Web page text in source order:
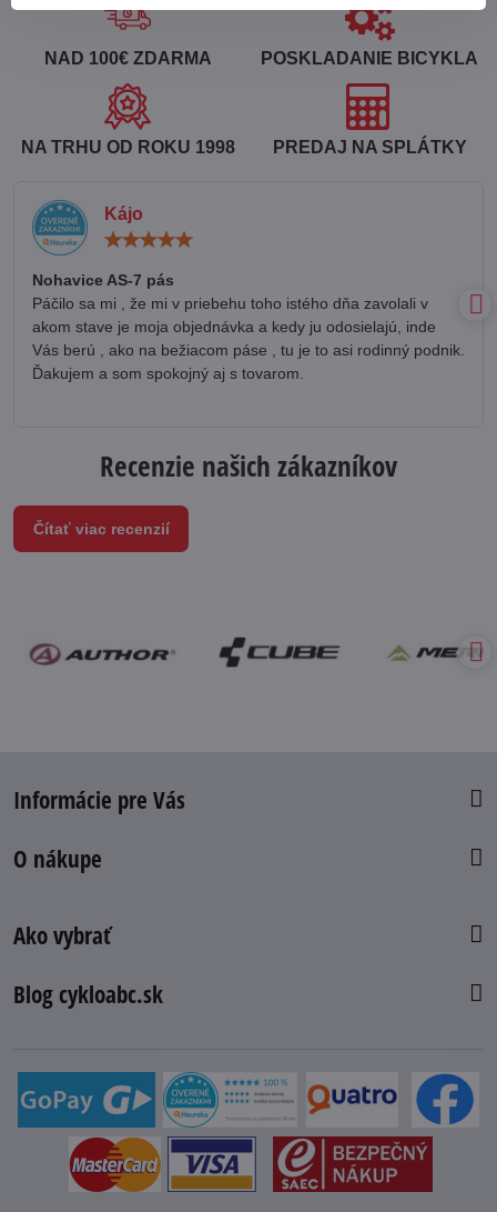
NAD 100€ ZDARMA POSKLADANIE BICYKLA
NA TRHU OD ROKU 1998 PREDAJ NA SPLÁTKY
Kájo
Nohavice AS-7 pás
Páčilo sa mi , že mi v priebehu toho istého dňa zavolali v
akom stave je moja objednávka a kedy ju odosielajú, inde
Vás berú , ako na bežiacom páse , tu je to asi rodinný podnik.
Ďakujem a som spokojný aj s tovarom.
Recenzie našich zákazníkov
Čítať viac recenzií
Informácie pre Vás
O nákupe
Ako vybrať
Blog cykloabc.sk